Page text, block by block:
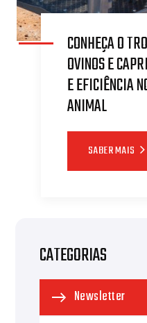
CATEGORIAS
Newsletter
CONHEÇA O
OVINOS E
E EFICIÊNCIA
ANIMAL
SABER MAIS